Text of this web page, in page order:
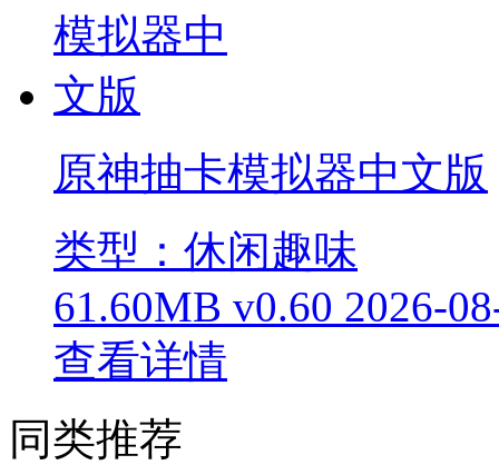
原神抽卡模拟器中文版
类型：休闲趣味
61.60MB v0.60 2026-
查看详情
同类推荐